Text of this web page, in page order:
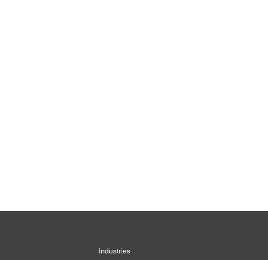
Industries